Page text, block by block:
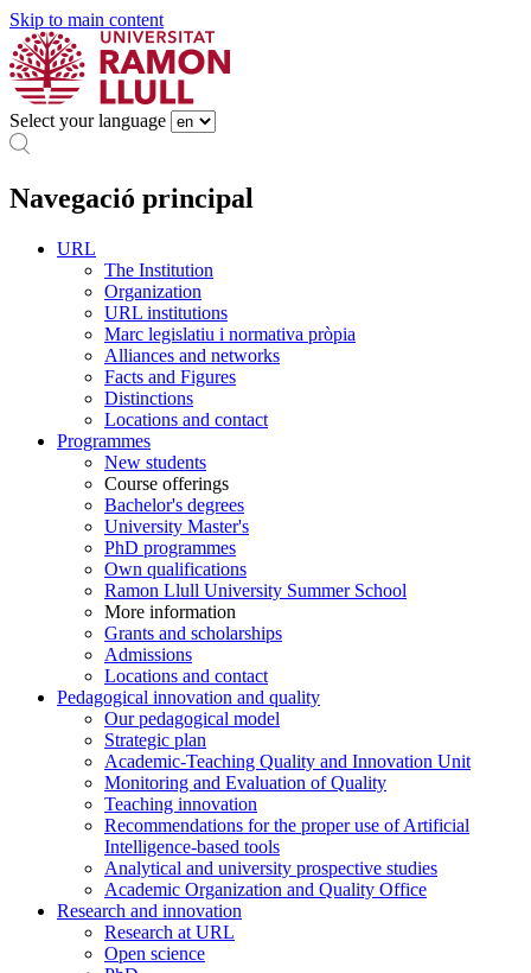
Skip to main content
Select your language
Navegació principal
URL
The Institution
Organization
URL institutions
Marc legislatiu i normativa pròpia
Alliances and networks
Facts and Figures
Distinctions
Locations and contact
Programmes
New students
Course offerings
Bachelor's degrees
University Master's
PhD programmes
Own qualifications
Ramon Llull University Summer School
More information
Grants and scholarships
Admissions
Locations and contact
Pedagogical innovation and quality
Our pedagogical model
Strategic plan
Academic-Teaching Quality and Innovation Unit
Monitoring and Evaluation of Quality
Teaching innovation
Recommendations for the proper use of Artificial
Intelligence-based tools
Analytical and university prospective studies
Academic Organization and Quality Office
Research and innovation
Research at URL
Open science